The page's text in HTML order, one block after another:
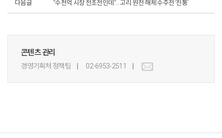
다음글 “수천억 시장 전초전인데”... 고리 원전 해체 수주전 ‘진통’
콘텐츠 관리
경영기획처 정책팀 02-6953-2511